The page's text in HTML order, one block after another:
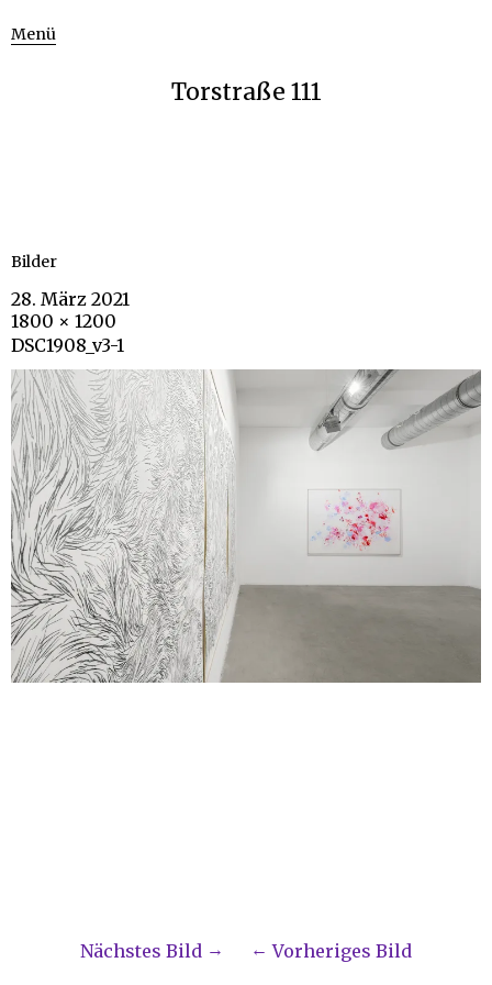
Menü
Torstraße 111
Bilder
28. März 2021
1800 × 1200
DSC1908_v3-1
Nächstes Bild Vorheriges Bild